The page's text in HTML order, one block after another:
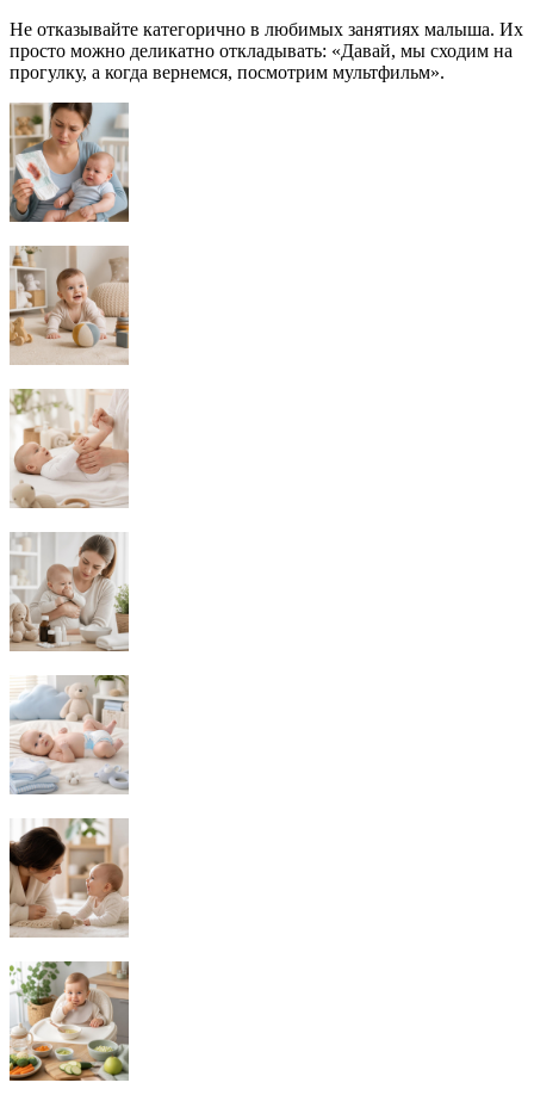
Не отказывайте категорично в любимых занятиях малыша. Их
просто можно деликатно откладывать: «Давай, мы сходим на
прогулку, а когда вернемся, посмотрим мультфильм».